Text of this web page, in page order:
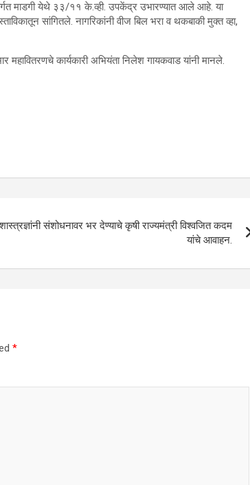
माडगी येथे ३३/११ के.व्ही. उपकेंद्र उभारण्यात आले आहे. या
सांगितले. नागरिकांनी वीज बिल भरा व थकबाकी मुक्त व्हा,
कार्यकारी अभियंता निलेश गायकवाड यांनी मानले.
शास्त्रज्ञांनी संशोधनावर भर देण्याचे कृषी राज्यमंत्री विश्वजित कदम
यांचे आवाहन.
*